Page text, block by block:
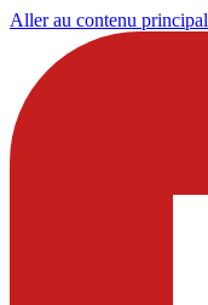
Aller au contenu principal